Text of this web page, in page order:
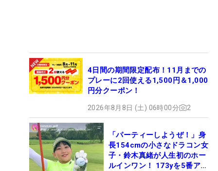
4日間の期間限定配布！11月までの
プレーに2回使える1,500円＆1,000
円分クーポン！
2026年8月8日 (土) 06時00分 2
「パーティーしようぜ！」身
長154cmの小さなドラコン女
子・鈴木真緒が人生初のホー
ルインワン！ 173yを5番アイ